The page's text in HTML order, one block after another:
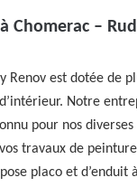
Chomerac –
est dotée de
Notre
pour nos
travaux de
placo et d’enduit